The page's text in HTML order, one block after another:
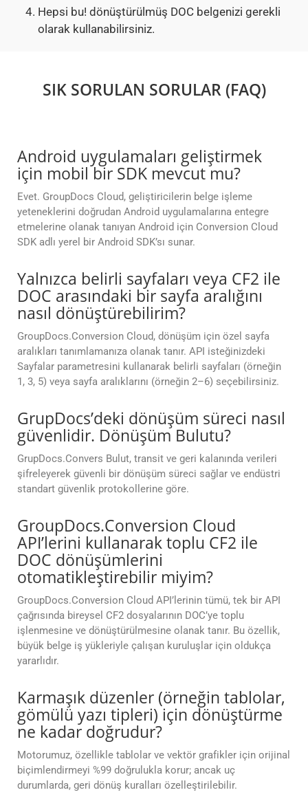
Hepsi bu! dönüştürülmüş DOC belgenizi gerekli
olarak kullanabilirsiniz.
SIK SORULAN SORULAR (FAQ)
Android uygulamaları geliştirmek
için mobil bir SDK mevcut mu?
Evet. GroupDocs Cloud, geliştiricilerin belge işleme
yeteneklerini doğrudan Android uygulamalarına entegre
etmelerine olanak tanıyan Android için Conversion Cloud
SDK adlı yerel bir Android SDK’sı sunar.
Yalnızca belirli sayfaları veya CF2 ile
DOC arasındaki bir sayfa aralığını
nasıl dönüştürebilirim?
GroupDocs.Conversion Cloud, dönüşüm için özel sayfa
aralıkları tanımlamanıza olanak tanır. API isteğinizdeki
Sayfalar parametresini kullanarak belirli sayfaları (örneğin
1, 3, 5) veya sayfa aralıklarını (örneğin 2–6) seçebilirsiniz.
GrupDocs’deki dönüşüm süreci nasıl
güvenlidir. Dönüşüm Bulutu?
GrupDocs.Convers Bulut, transit ve geri kalanında verileri
şifreleyerek güvenli bir dönüşüm süreci sağlar ve endüstri
standart güvenlik protokollerine göre.
GroupDocs.Conversion Cloud
API’lerini kullanarak toplu CF2 ile
DOC dönüşümlerini
otomatikleştirebilir miyim?
GroupDocs.Conversion Cloud API’lerinin tümü, tek bir API
çağrısında bireysel CF2 dosyalarının DOC’ye toplu
işlenmesine ve dönüştürülmesine olanak tanır. Bu özellik,
büyük belge iş yükleriyle çalışan kuruluşlar için oldukça
yararlıdır.
Karmaşık düzenler (örneğin tablolar,
gömülü yazı tipleri) için dönüştürme
ne kadar doğrudur?
Motorumuz, özellikle tablolar ve vektör grafikler için orijinal
biçimlendirmeyi %99 doğrulukla korur; ancak uç
durumlarda, geri dönüş kuralları özelleştirilebilir.